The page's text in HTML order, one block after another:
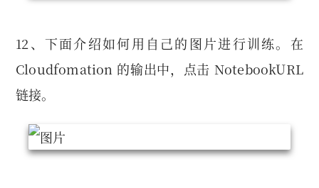
12、下面介绍如何用自己的图片进行训练。在
Cloudfomation 的输出中，点击 NotebookURL
链接。